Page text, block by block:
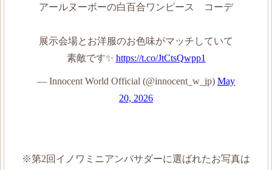
アールヌーボーの白百合ワンピース コーデ
展示会場とお洋服のお色味がマッチしていて
素敵です✨ https://t.co/JtCtsQwpp1
— Innocent World Official (@innocent_w_jp) May
20, 2026
※第2回イノワミニアンバサダーに選ばれたお写真は